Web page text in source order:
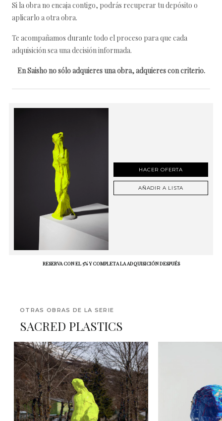
Si la obra no encaja contigo, podrás recuperar tu depósito o
aplicarlo a otra obra.
Te acompañamos durante todo el proceso para que cada
adquisición sea una decisión informada.
En Saisho no sólo adquieres una obra, adquieres con criterio.
HACER OFERTA
AÑADIR A LISTA
RESERVA CON EL 5% Y COMPLETA LA ADQUISICIÓN DESPUÉS
OTRAS OBRAS DE LA SERIE
SACRED PLASTICS